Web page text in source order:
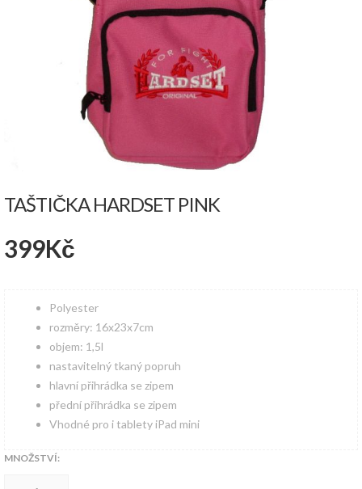
TAŠTIČKA HARDSET PINK
399Kč
Polyester
rozměry: 16x23x7cm
objem: 1,5l
nastavitelný tkaný popruh
hlavní přihrádka se zipem
přední přihrádka se zipem
Vhodné pro i tablety iPad mini
MNOŽSTVÍ: